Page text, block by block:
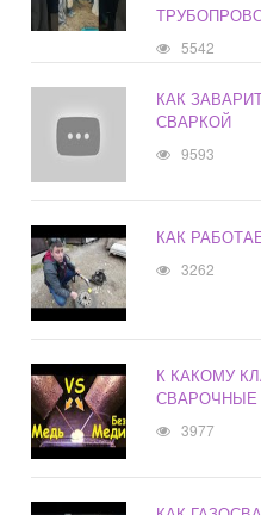
5542
КАК
СВАРКОЙ
9593
КАК
3262
К КАКОМУ
СВАРОЧНЫЕ
3977